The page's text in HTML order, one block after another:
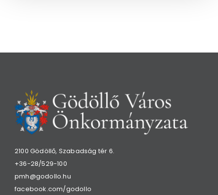
2100 Gödöllő, Szabadság tér 6.
+36-28/529-100
pmh@godollo.hu
facebook.com/godollo